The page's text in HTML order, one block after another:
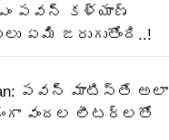
పవన్ కళ్యాణ్
ఏమి జరుగుతోంది..!
పవన్ మాటిస్తే అలా
వందల లీటర్లతో